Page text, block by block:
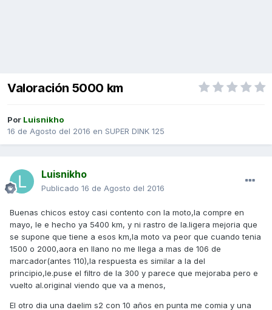
Valoración 5000 km
Por Luisnikho
16 de Agosto del 2016 en SUPER DINK 125
Luisnikho
Publicado 16 de Agosto del 2016
Buenas chicos estoy casi contento con la moto,la compre en
mayo, le e hecho ya 5400 km, y ni rastro de la.ligera mejoria que
se supone que tiene a esos km,la moto va peor que cuando tenia
1500 o 2000,aora en llano no me llega a mas de 106 de
marcador(antes 110),la respuesta es similar a la del
principio,le.puse el filtro de la 300 y parece que mejoraba pero e
vuelto al.original viendo que va a menos,
El otro dia una daelim s2 con 10 años en punta me comia y una